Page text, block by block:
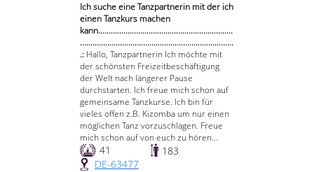
Ich suche eine Tanzpartnerin mit der ich
einen Tanzkurs machen
kann................................................................
.........................................................................
.: Hallo, Tanzpartnerin Ich möchte mit
der schönsten Freizeitbeschäftigung
der Welt nach längerer Pause
durchstarten. Ich freue mich schon auf
gemeinsame Tanzkurse. Ich bin für
vieles offen z.B. Kizomba um nur einen
möglichen Tanz vorzuschlagen. Freue
mich schon auf von euch zu hören...
41
183
DE-63477